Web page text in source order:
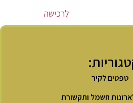
לרכישה
טפטים לקיר
חשמל ותקשורת